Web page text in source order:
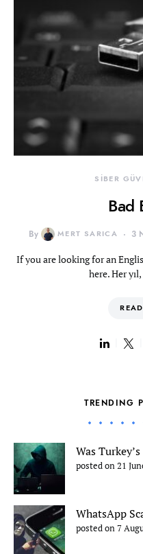
SİBER
Bad
By MERT SARICA 3
If you are looking for an
here. Her
TRENDING
Was
posted on 21
WhatsApp
posted on 7